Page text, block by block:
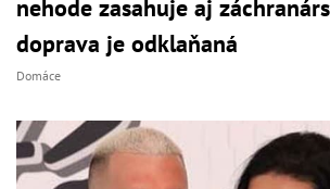
nehode zasahuje aj
doprava je odklaňaná
Domáce